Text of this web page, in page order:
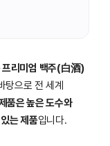
프리미엄 백주(白酒)
탕으로 전 세계
품은 높은 도수와
는 제품입니다.